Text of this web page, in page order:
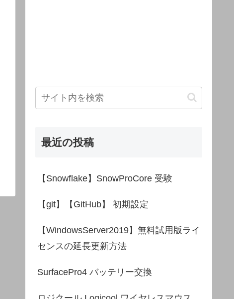
最近の投稿
【Snowflake】SnowProCore 受験
【git】【GitHub】 初期設定
【WindowsServer2019】無料試用版ライ
センスの延長更新方法
SurfacePro4 バッテリー交換